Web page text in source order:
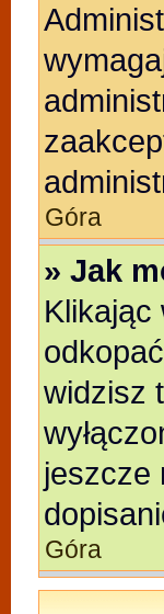
Góra
» Jak
Klikając
widzisz
jeszcze
Góra